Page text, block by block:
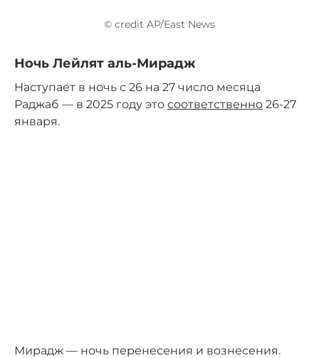
© credit AP/East News
Ночь Лейлят аль-Мирадж
Наступает в ночь с 26 на 27 число месяца
Раджаб — в 2025 году это соответственно 26-27
января.
Мирадж — ночь перенесения и вознесения.